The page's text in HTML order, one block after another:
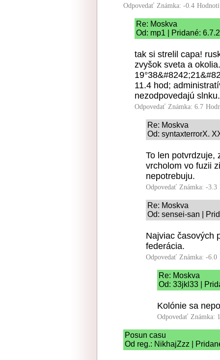
Odpovedať Známka: -0.4
Re: Moskva
Od: mp1 | Pridané:
tak si strelil capa!
zvyšok sveta a
11.4 hod;
nezodpovedajú
Odpovedať Známka: 6.7
Re: Moskva
Od: syntaxterrorX.
To len potvrdzuje,
vrcholom vo fuzii
nepotrebuju.
Odpovedať Známka: -3.3
Re: Moskva
Od: sensei-san |
Najviac časových
federácia.
Odpovedať Známka: -6.0
Re: Moskva
Od: 33jkl33 |
Kolónie sa
Odpovedať Známka:
Posun casu
Od reg.: NikhajZzz |